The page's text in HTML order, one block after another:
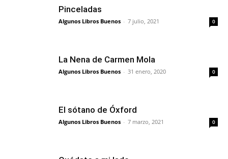
Pinceladas
Algunos Libros Buenos - 7 julio, 2021 0
La Nena de Carmen Mola
Algunos Libros Buenos - 31 enero, 2020 0
El sótano de Óxford
Algunos Libros Buenos - 7 marzo, 2021 0